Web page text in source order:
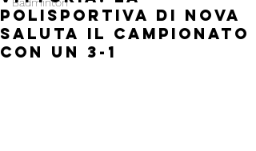
Polisportiva di Nova
saluta il campionato
con un 3-1